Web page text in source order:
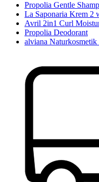
Propolia Gentle
La Saponaria Krem 2
Avril 2in1 Curl
Propolia Deodorant
alviana